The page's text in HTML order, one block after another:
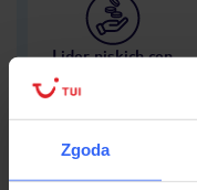
Zgoda
Lider niskich cen